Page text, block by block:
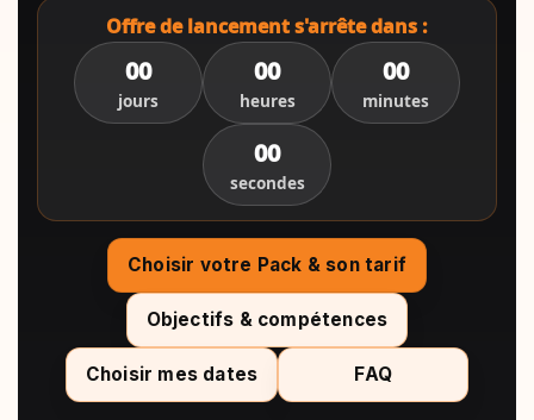
Offre de lancement s'arrête dans :
00
jours
00
heures
00
minutes
00
secondes
Choisir votre Pack & son tarif
Objectifs & compétences
Choisir mes dates FAQ